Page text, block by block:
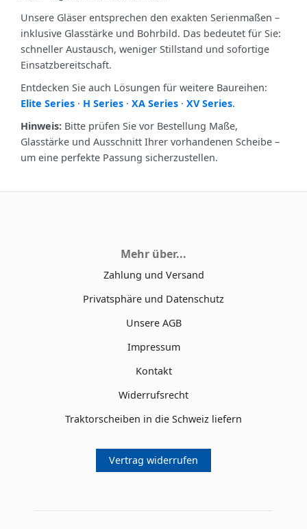
Unsere Gläser entsprechen den exakten Serienmaßen –
inklusive Glasstärke und Bohrbild. Das bedeutet für Sie:
schneller Austausch, weniger Stillstand und sofortige
Einsatzbereitschaft.
Entdecken Sie auch Lösungen für weitere Baureihen:
Elite Series · H Series · XA Series · XV Series.
Hinweis: Bitte prüfen Sie vor Bestellung Maße,
Glasstärke und Ausschnitt Ihrer vorhandenen Scheibe –
um eine perfekte Passung sicherzustellen.
Mehr über...
Zahlung und Versand
Privatsphäre und Datenschutz
Unsere AGB
Impressum
Kontakt
Widerrufsrecht
Traktorscheiben in die Schweiz liefern
Vertrag widerrufen